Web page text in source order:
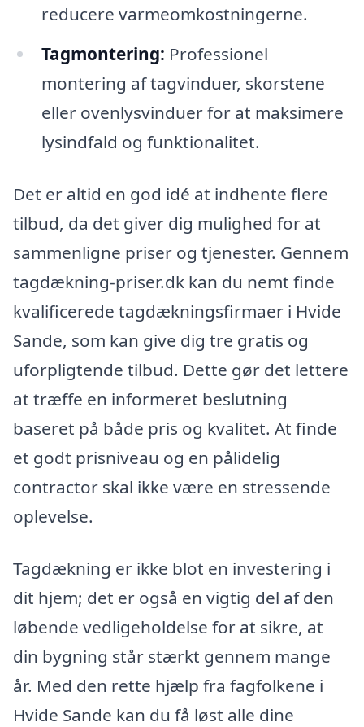
reducere varmeomkostningerne.
Tagmontering: Professionel
montering af tagvinduer, skorstene
eller ovenlysvinduer for at maksimere
lysindfald og funktionalitet.
Det er altid en god idé at indhente flere
tilbud, da det giver dig mulighed for at
sammenligne priser og tjenester. Gennem
tagdækning-priser.dk kan du nemt finde
kvalificerede tagdækningsfirmaer i Hvide
Sande, som kan give dig tre gratis og
uforpligtende tilbud. Dette gør det lettere
at træffe en informeret beslutning
baseret på både pris og kvalitet. At finde
et godt prisniveau og en pålidelig
contractor skal ikke være en stressende
oplevelse.
Tagdækning er ikke blot en investering i
dit hjem; det er også en vigtig del af den
løbende vedligeholdelse for at sikre, at
din bygning står stærkt gennem mange
år. Med den rette hjælp fra fagfolkene i
Hvide Sande kan du få løst alle dine